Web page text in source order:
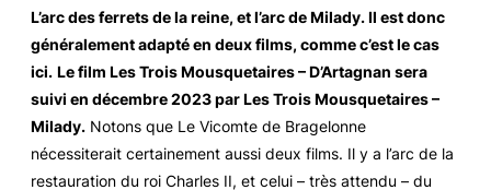
L’arc des ferrets de la reine, et l’arc de Milady. Il est donc
généralement adapté en deux films, comme c’est le cas
ici. Le film Les Trois Mousquetaires – D’Artagnan sera
suivi en décembre 2023 parLes Trois Mousquetaires –
Milady. Notons que Le Vicomte de Bragelonne
nécessiterait certainement aussi deux films. Il y a l’arc de la
restauration du roi Charles II, et celui – très attendu – du